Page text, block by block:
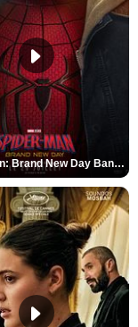
Spider-Man: Brand New Day Bande-annonce VO STFR